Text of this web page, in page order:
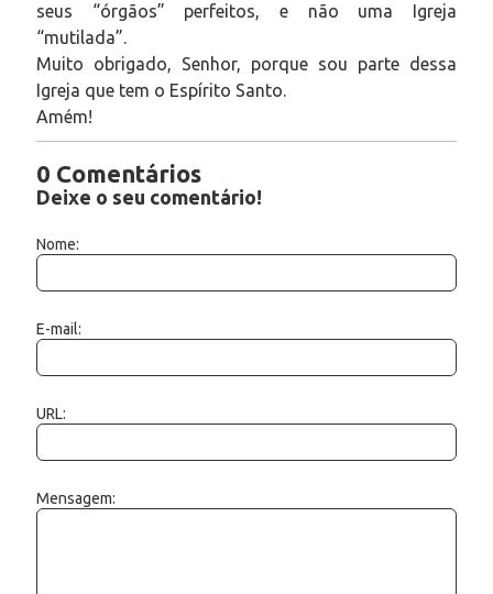
seus “órgãos” perfeitos, e não uma Igreja
“mutilada”.
Muito obrigado, Senhor, porque sou parte dessa
Igreja que tem o Espírito Santo.
Amém!
0 Comentários
Deixe o seu comentário!
Nome:
E-mail:
URL:
Mensagem: